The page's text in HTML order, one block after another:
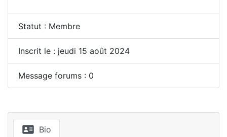
Statut : Membre
Inscrit le : jeudi 15 août 2024
Message forums : 0
Bio